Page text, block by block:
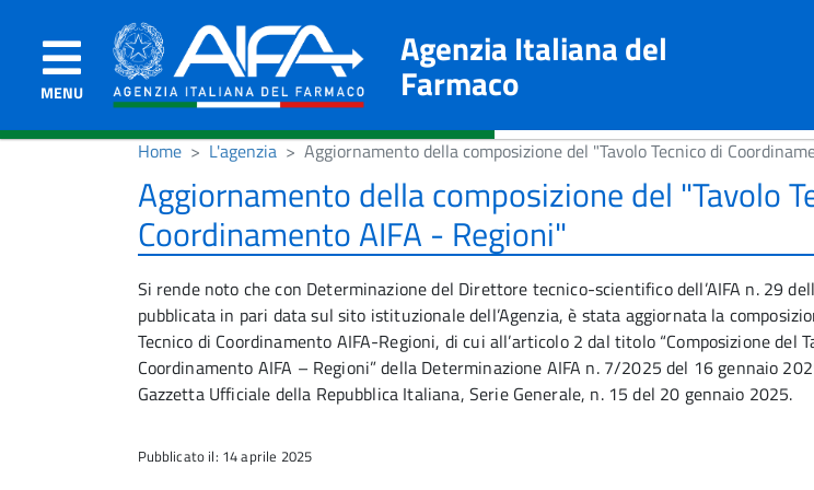
MENU
Agenzia Italiana del
Farmaco
Home L'agenzia Aggiornamento della composizione del "Tavolo Tecnico di
Aggiornamento della composizione del "Tavolo
Coordinamento AIFA - Regioni"
Si rende noto che con Determinazione del Direttore tecnico-scientifico dell’AIFA n. 29
pubblicata in pari data sul sito istituzionale dell’Agenzia, è stata aggiornata la
Tecnico di Coordinamento AIFA-Regioni, di cui all’articolo 2 dal titolo “Composizione del
Coordinamento AIFA – Regioni” della Determinazione AIFA n. 7/2025 del 16 gennaio
Gazzetta Ufficiale della Repubblica Italiana, Serie Generale, n. 15 del 20 gennaio 2025.
Pubblicato il: 14 aprile 2025